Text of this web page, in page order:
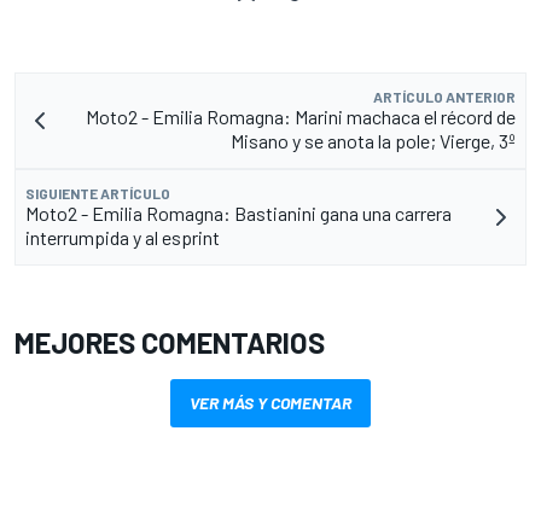
ARTÍCULO ANTERIOR
Moto2 - Emilia Romagna: Marini machaca el récord de
Misano y se anota la pole; Vierge, 3º
SIGUIENTE ARTÍCULO
Moto2 - Emilia Romagna: Bastianini gana una carrera
interrumpida y al esprint
MEJORES COMENTARIOS
VER MÁS Y COMENTAR